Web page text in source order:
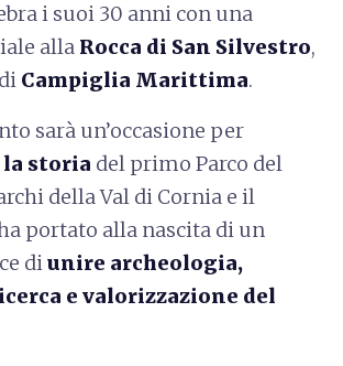
i suoi 30 anni con una
alla Rocca di San Silvestro,
Campiglia Marittima.
sarà un’occasione per
storia del primo Parco del
della Val di Cornia e il
portato alla nascita di un
diunire archeologia,
e valorizzazione del